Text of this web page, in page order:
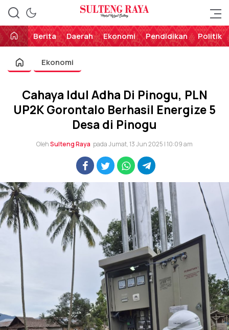
Sulteng Raya
Perekat Rakyat Sulteng
Berita
Daerah Ekonomi Pendidikan Politik
Ekonomi
Cahaya Idul Adha Di Pinogu, PLN
UP2K Gorontalo Berhasil Energize 5
Desa di Pinogu
OlehSulteng Raya pada Jumat, 13 Jun 2025 | 10:09 am